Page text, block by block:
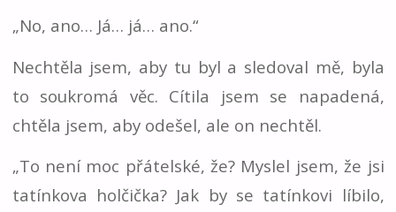
„No, ano… Já… já… ano.“
Nechtěla jsem, aby tu byl a sledoval mě, byla
to soukromá věc. Cítila jsem se napadená,
chtěla jsem, aby odešel, ale on nechtěl.
„To není moc přátelské, že? Myslel jsem, že jsi
tatínkova holčička? Jak by se tatínkovi líbilo,